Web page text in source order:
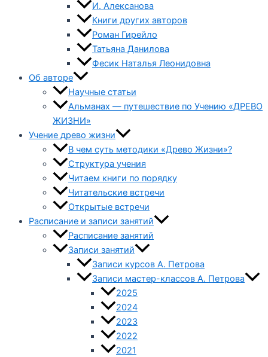
И. Алексанова
Книги других авторов
Роман Гирейло
Татьяна Данилова
Фесик Наталья Леонидовна
Об авторе
Научные статьи
Альманах — путешествие по Учению «ДРЕВО
ЖИЗНИ»
Учение древо жизни
В чем суть методики «Древо Жизни»?
Структура учения
Читаем книги по порядку
Читательские встречи
Открытые встречи
Расписание и записи занятий
Расписание занятий
Записи занятий
Записи курсов А. Петрова
Записи мастер-классов А. Петрова
2025
2024
2023
2022
2021